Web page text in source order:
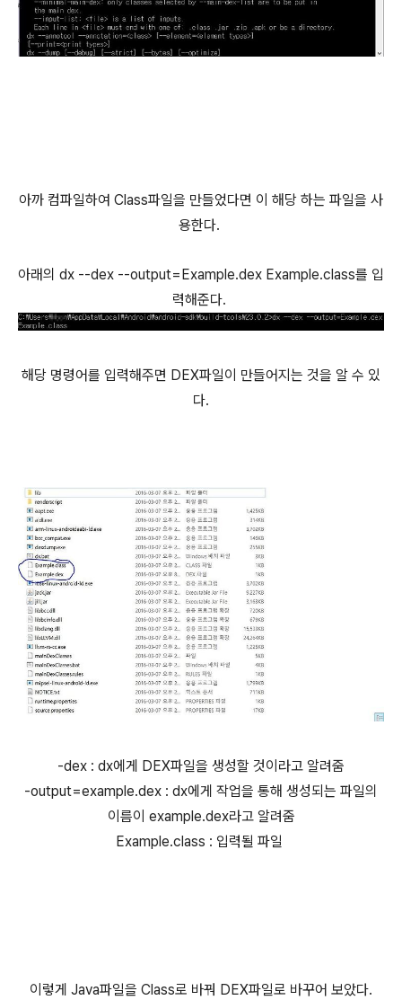
아까 컴파일하여 Class파일을 만들었다면 이 해당 하는 파일을 사
용한다.
아래의 dx --dex --output=Example.dex Example.class를 입
력해준다.
해당 명령어를 입력해주면 DEX파일이 만들어지는 것을 알 수 있
다.
-dex : dx에게 DEX파일을 생성할 것이라고 알려줌
-output=example.dex : dx에게 작업을 통해 생성되는 파일의
이름이 example.dex라고 알려줌
Example.class : 입력될 파일
이렇게 Java파일을 Class로 바꿔 DEX파일로 바꾸어 보았다.